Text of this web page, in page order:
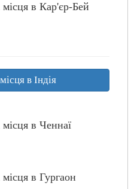
місця в Кар'єр-Бей
в Індія
місця в Ченнаї
місця в Гургаон